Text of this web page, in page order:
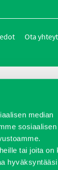
median
sosiaalisen
tai joita on
hyväksyntääsi
Ota